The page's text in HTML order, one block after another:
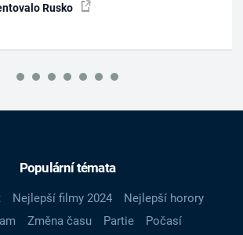
Rusko
Populární témata
Nejlepší filmy 2024
Nejlepší horory
Změna času Partie
Počasí